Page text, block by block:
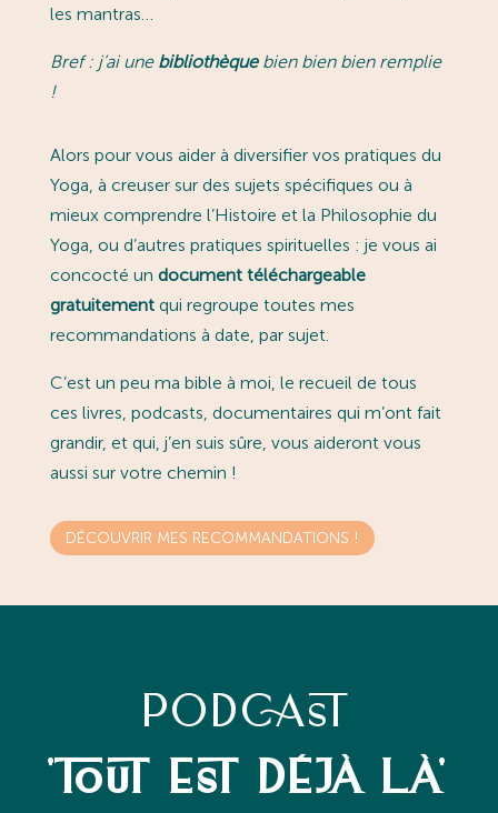
les mantras…
Bref : j’ai une bibliothèquebien bien bien remplie
!
Alors pour vous aider à diversifier vos pratiques du
Yoga, à creuser sur des sujets spécifiques ou à
mieux comprendre l’Histoire et la Philosophie du
Yoga, ou d’autres pratiques spirituelles : je vous ai
concocté un document téléchargeable
gratuitementqui regroupe toutes mes
recommandations à date, par sujet.
C’est un peu ma bible à moi, le recueil de tous
ces livres, podcasts, documentaires qui m’ont fait
grandir, et qui, j’en suis sûre, vous aideront vous
aussi sur votre chemin !
DÉCOUVRIR MES RECOMMANDATIONS !
PODCAST
'TOUT EST DÉJÀ LÀ'